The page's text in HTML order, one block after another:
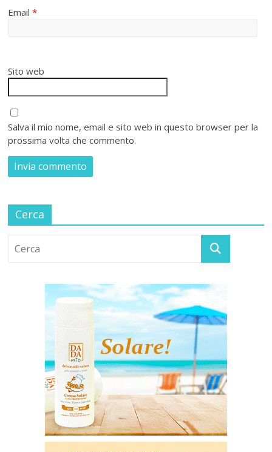
Email*
Sito web
Salva il mio nome, email e sito web in questo browser per la
prossima volta che commento.
Cerca